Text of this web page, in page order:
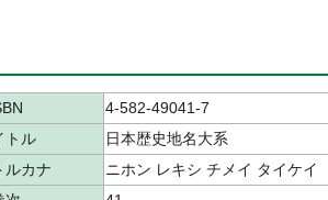
4-582-49041-7
トル
日本歴史地名大系
ルカナ
ニホン レキシ チメイ タイケイ